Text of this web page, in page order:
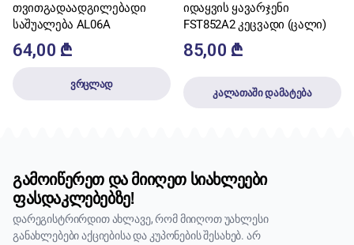
თვითგადაადგილებადი
საშუალება AL06A
64,00 ₾
ვრცლად
იდაყვის ყავარჯენი
FST852A2 კეცვადი (ცალი)
85,00 ₾
კალათაში დამატება
გამოიწერეთ და მიიღეთ სიახლეები
ფასდაკლებებზე!
დარეგისტრირდით ახლავე, რომ მიიღოთ უახლესი
განახლებები აქციებისა და კუპონების შესახებ. არ